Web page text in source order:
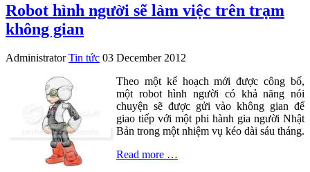
Robot hình người sẽ làm việc trên trạm
không gian
Administrator Tin tức 03 December 2012
Theo một kế hoạch mới được công bố,
một robot hình người có khả năng nói
chuyện sẽ được gửi vào không gian để
giao tiếp với một phi hành gia người Nhật
Bản trong một nhiệm vụ kéo dài sáu tháng.
Read more …